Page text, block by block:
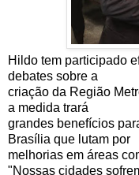
Hildo tem participado
debates sobre a
criação da Região
a medida trará
grandes benefícios
Brasília que lutam por
melhorias em áreas
"Nossas cidades